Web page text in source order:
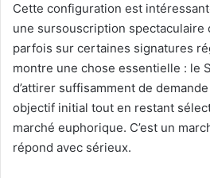
Cette configuration est
une sursouscription spectaculaire
parfois sur certaines signatures
montre une chose essentielle : le
d’attirer suffisamment de
objectif initial tout en restant
marché euphorique. C’est un
répond avec sérieux.